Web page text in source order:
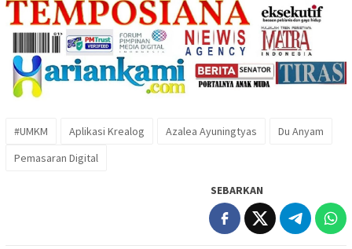
#UMKM Aplikasi Krealog Azalea Ayuningtyas
Du Anyam
Pemasaran Digital
SEBARKAN